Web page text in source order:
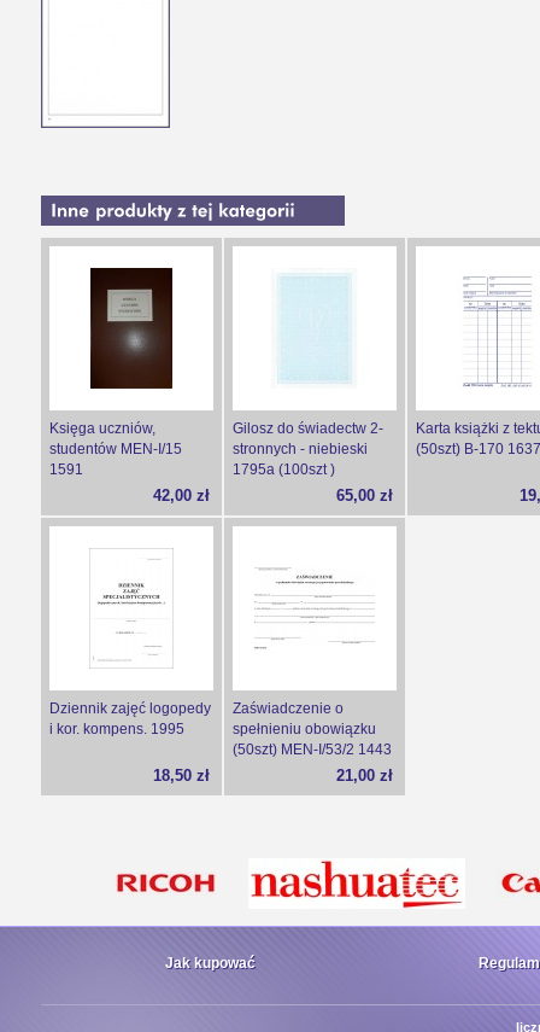
Księga uczniów,
studentów MEN-I/15
1591
42,00 zł
Gilosz do świadectw 2-
stronnych - niebieski
1795a (100szt )
65,00 zł
Karta książki z
(50szt) B-170 1637
Dziennik zajęć logopedy
i kor. kompens. 1995
18,50 zł
Zaświadczenie o
spełnieniu obowiązku
(50szt) MEN-I/53/2 1443
21,00 zł
Jak kupować